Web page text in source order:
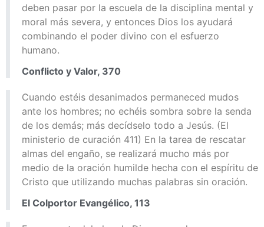
deben pasar por la escuela de la disciplina mental y
moral más severa, y entonces Dios los ayudará
combinando el poder divino con el esfuerzo
humano.
Conflicto y Valor, 370
Cuando estéis desanimados permaneced mudos
ante los hombres; no echéis sombra sobre la senda
de los demás; más decídselo todo a Jesús. (El
ministerio de curación 411) En la tarea de rescatar
almas del engaño, se realizará mucho más por
medio de la oración humilde hecha con el espíritu de
Cristo que utilizando muchas palabras sin oración.
El Colportor Evangélico, 113